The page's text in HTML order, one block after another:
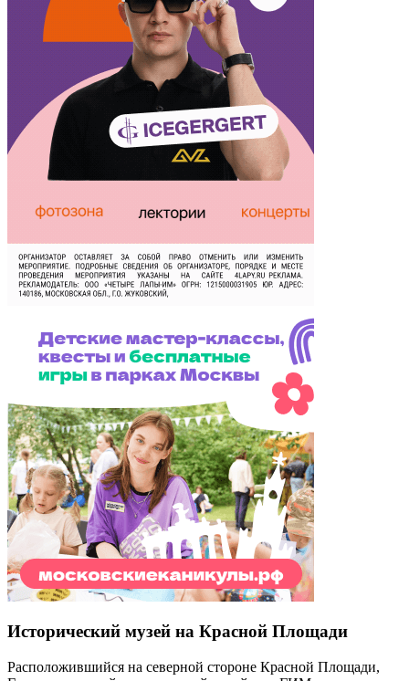
Исторический музей на Красной Площади
Расположившийся на северной стороне Красной Площади,